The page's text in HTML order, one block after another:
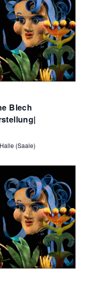
Blech
(Saale)